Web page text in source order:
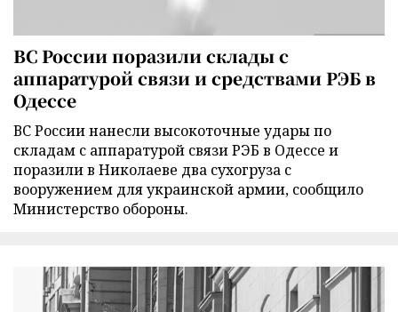
ВС России поразили склады с
аппаратурой связи и средствами РЭБ в
Одессе
ВС России нанесли высокоточные удары по
складам с аппаратурой связи РЭБ в Одессе и
поразили в Николаеве два сухогруза с
вооружением для украинской армии, сообщило
Министерство обороны.